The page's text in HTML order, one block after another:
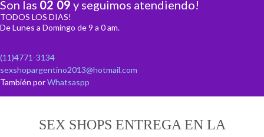
Son las 02 09 y seguimos atendiendo!
TODOS LOS DIAS!
De Lunes a Domingo de 9 a 0 am.
(11)4771-3134
sexshopargentino2013@hotmail.com
También porWhatsaspp
SEX SHOPS ENTREGA EN LA